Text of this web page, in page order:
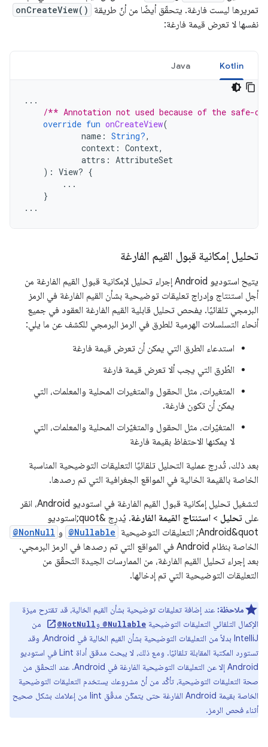
تمريرها ليست فارغة. يتحقّق أيضًا من أنّ طريقة
onCreateView()
نفسها لا تعرض قيمة فارغة:
Kotlin
Java
...
/** Annotation not used because of the safe-
override fun onCreateView(
name : String?,
context : Context,
attrs : AttributeSet
): View? {
...
}
...
تحليل إمكانية قبول القيم الفارغة
يتيح استوديو Android إجراء تحليل لإمكانية قبول القيم الفارغة من
أجل استنتاج وإدراج تعليقات توضيحية بشأن القيم الفارغة في الرمز
البرمجي تلقائيًا. يفحص تحليل قابلية القيم الفارغة العقود في جميع
أنحاء التسلسلات الهرمية للطرق في الرمز البرمجي للكشف عن ما يلي:
استدعاء الطرق التي يمكن أن تعرض قيمة فارغة
الطُرق التي يجب ألا تعرض قيمة فارغة
المتغيرات، مثل الحقول والمتغيرات المحلية والمعلمات، التي
يمكن أن تكون فارغة.
المتغيّرات، مثل الحقول والمتغيّرات المحلية والمعلمات، التي
لا يمكنها الاحتفاظ بقيمة فارغة
بعد ذلك، تُدرج عملية التحليل تلقائيًا التعليقات التوضيحية المناسبة
الخاصة بالقيمة الخالية في المواقع الجغرافية التي تم رصدها.
لتشغيل تحليل إمكانية قبول القيم الفارغة في استوديو Android، انقر
على تحليل > استنتاج القيمة الفارغة
. يُدرِج &quot;استوديو
Android&quot; التعليقات التوضيحية
@Nullable و @NonNull
الخاصة بنظام Android في المواقع التي تم رصدها في الرمز البرمجي.
بعد إجراء تحليل القيم الفارغة، من الممارسات الجيدة التحقّق من
التعليقات التوضيحية التي تم إدخالها.
ملاحظة: عند إضافة تعليقات توضيحية بشأن القيم الخالية، قد تقترح ميزة
الإكمال التلقائي التعليقات التوضيحية @Nullable و@NotNull
من
IntelliJ بدلاً من التعليقات التوضيحية بشأن القيم الخالية في Android، وقد
تستورد المكتبة المقابلة تلقائيًا. ومع ذلك، لا يبحث مدقق أداة Lint في استوديو
Android إلا عن التعليقات التوضيحية الفارغة في Android. عند التحقّق من
صحة التعليقات التوضيحية، تأكَّد من أنّ مشروعك يستخدم التعليقات التوضيحية
الخاصة بقيمة Android الفارغة حتى يتمكّن مدقّق lint من إعلامك بشكل صحيح
أثناء فحص الرمز.